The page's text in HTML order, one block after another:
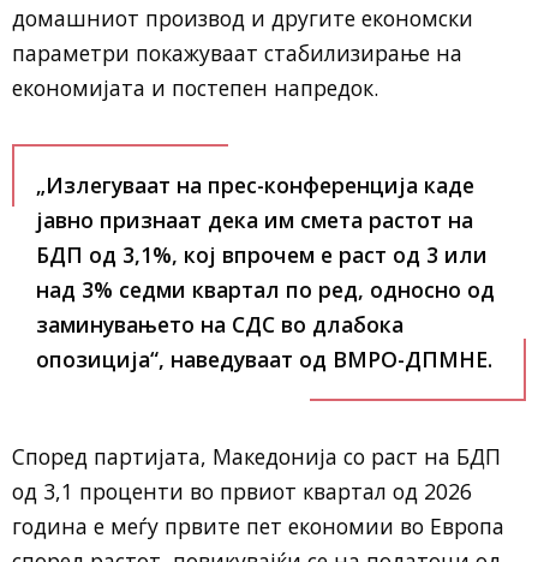
домашниот производ и другите економски
параметри покажуваат стабилизирање на
економијата и постепен напредок.
„Излегуваат на прес-конференција каде
јавно признаат дека им смета растот на
БДП од 3,1%, кој впрочем е раст од 3 или
над 3% седми квартал по ред, односно од
заминувањето на СДС во длабока
опозиција“, наведуваат од ВМРО-ДПМНЕ.
Според партијата, Македонија со раст на БДП
од 3,1 проценти во првиот квартал од 2026
година е меѓу првите пет економии во Европа